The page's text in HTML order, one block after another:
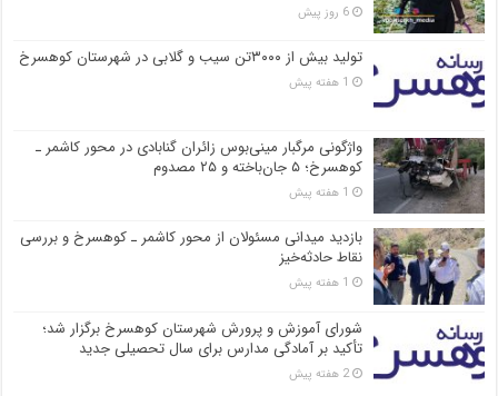
6 روز پیش
تولید بیش از ۳۰۰۰تن سیب و گلابی در شهرستان کوهسرخ
1 هفته پیش
واژگونی مرگبار مینی‌بوس زائران گنابادی در محور کاشمر ـ
کوهسرخ؛ ۵ جان‌باخته و ۲۵ مصدوم
1 هفته پیش
بازدید میدانی مسئولان از محور کاشمر ـ کوهسرخ و بررسی
نقاط حادثه‌خیز
1 هفته پیش
شورای آموزش و پرورش شهرستان کوهسرخ برگزار شد؛
تأکید بر آمادگی مدارس برای سال تحصیلی جدید
2 هفته پیش